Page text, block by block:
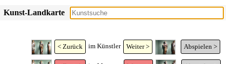
Kunst-Landkarte
< Zurück im Künstler Weiter > Abspielen >